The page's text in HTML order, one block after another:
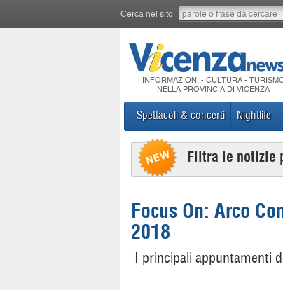
Cerca nel sito
INFORMAZIONI - CULTURA -
NELLA PROVINCIA DI VICENZA
Spettacoli & concerti Nightlife
Filtra le notizie
Focus On: Arco
2018
I principali appuntamenti